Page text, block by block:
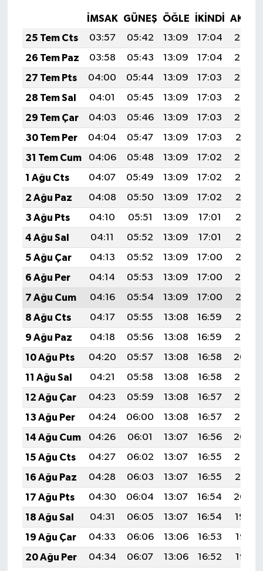
İMSAK GÜNEŞ ÖĞLE İKINDI
25 Tem Cts
03:57 05:42 13:09 17:04
20:26
26 Tem Paz
03:58 05:43 13:09 17:04
20:25
27 Tem Pts
04:00 05:44 13:09 17:03
20:24
28 Tem Sal
04:01 05:45 13:09 17:03
20:23
29 Tem Çar
04:03 05:46 13:09 17:03
20:22
30 Tem Per
04:04 05:47 13:09 17:03
20:21
31 Tem Cum
04:06 05:48 13:09 17:02
20:20
1 Ağu Cts
04:07 05:49 13:09 17:02
20:19
2 Ağu Paz
04:08 05:50 13:09 17:02
20:18
3 Ağu Pts
04:10 05:51 13:09 17:01
20:17
4 Ağu Sal
04:11 05:52 13:09 17:01
20:16
5 Ağu Çar
04:13 05:52 13:09 17:00
20:15
6 Ağu Per
04:14 05:53 13:09 17:00
20:14
7 Ağu Cum
04:16 05:54 13:09 17:00
20:13
8 Ağu Cts
04:17 05:55 13:08 16:59
20:12
9 Ağu Paz
04:18 05:56 13:08 16:59
20:10
10 Ağu Pts
04:20 05:57 13:08 16:58
20:09
11 Ağu Sal
04:21 05:58 13:08 16:58
20:08
12 Ağu Çar
04:23 05:59 13:08 16:57
20:07
13 Ağu Per
04:24 06:00 13:08 16:57
20:05
14 Ağu Cum
04:26 06:01 13:07 16:56
20:04
15 Ağu Cts
04:27 06:02 13:07 16:55
20:03
16 Ağu Paz
04:28 06:03 13:07 16:55
20:01
17 Ağu Pts
04:30 06:04 13:07 16:54
20:00
18 Ağu Sal
04:31 06:05 13:07 16:54
19:59
19 Ağu Çar
04:33 06:06 13:06 16:53
19:57
20 Ağu Per
04:34 06:07 13:06 16:52
19:56